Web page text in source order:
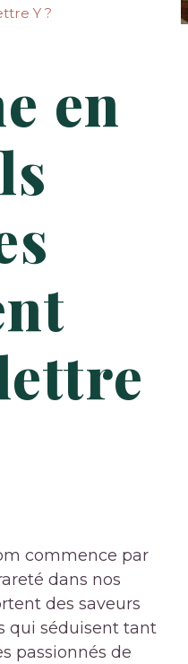
Y ?
en
commence par
dans nos
des saveurs
qui séduisent tant
passionnés de